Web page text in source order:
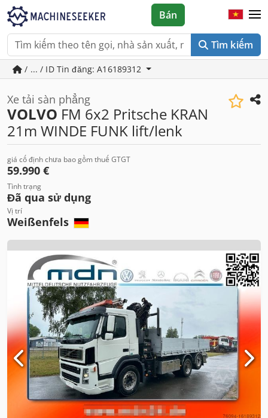
Tìm kiếm
Bán
/ ... / ID Tin đăng: A16189312
Xe tải sàn phẳng
VOLVO FM 6x2 Pritsche KRAN
21m WINDE FUNK lift/lenk
giá cố định chưa bao gồm thuế GTGT
59.990 €
Tình trạng
Đã qua sử dụng
Vị trí
Weißenfels